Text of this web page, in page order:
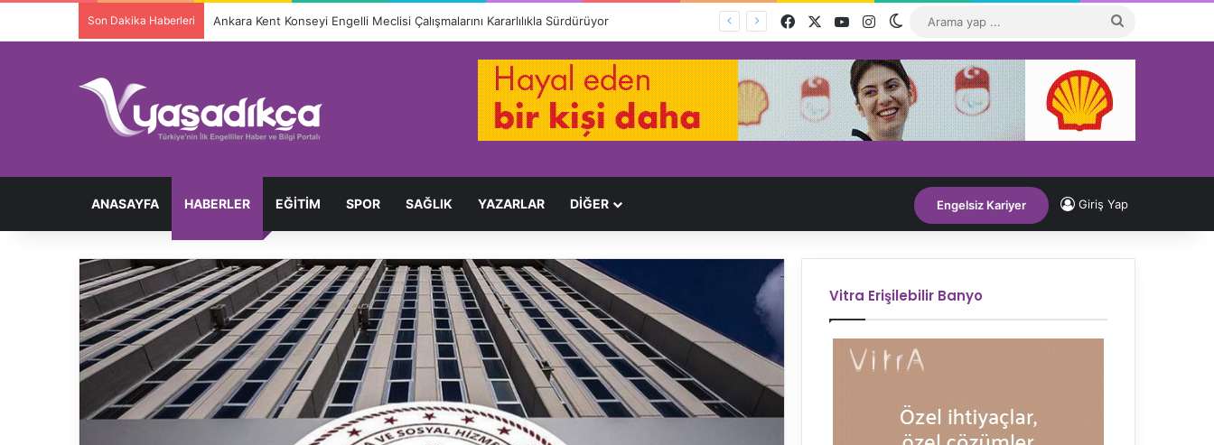
Son Dakika Haberleri Ankara Kent Konseyi Engelli Meclisi Çalışmalarını Kararlılıkla Sürdürüyor Facebook YouTubeInstagramDış görünümü değiştir
...
ANASAYFA HABERLER EĞITIM SPOR SAĞLIK YAZARLAR DİĞER Engelsiz Kariyer Giriş Yap
Vitra Erişilebilir Banyo